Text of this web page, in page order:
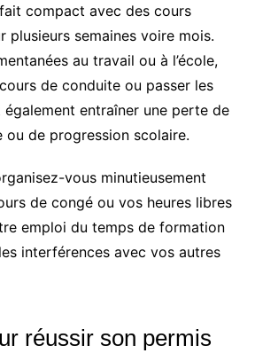
compact avec des cours
plusieurs semaines voire mois.
au travail ou à l’école,
de conduite ou passer les
également entraîner une perte de
ou de progression scolaire.
vous minutieusement
de congé ou vos heures libres
emploi du temps de formation
interférences avec vos autres
réussir son permis